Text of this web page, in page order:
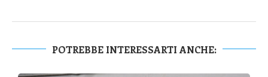
POTREBBE INTERESSARTI ANCHE: